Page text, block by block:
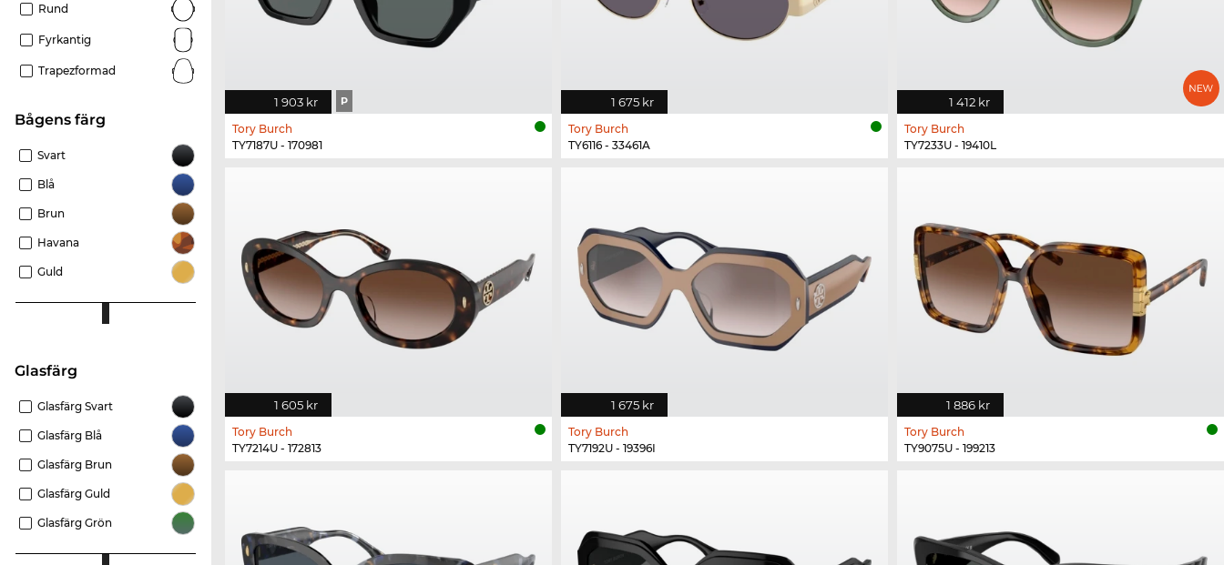
Rund
Fyrkantig
Trapezformad
Bågens färg
Svart
Blå
Brun
Havana
Guld
Glasfärg
Glasfärg Svart
Glasfärg Blå
Glasfärg Brun
Glasfärg Guld
Glasfärg Grön
1 903 kr P
Tory Burch
TY7187U - 170981
1 675 kr
Tory Burch
TY6116 - 33461A
1 412 kr
Tory Burch
TY7233U - 19410L
1 605 kr
Tory Burch
TY7214U - 172813
1 675 kr
Tory Burch
TY7192U - 19396I
1 886 kr
Tory Burch
TY9075U - 199213